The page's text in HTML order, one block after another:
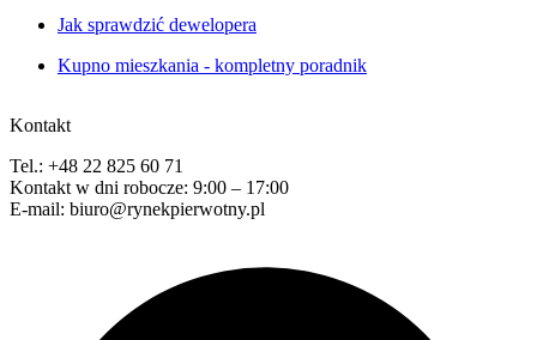
Jak sprawdzić dewelopera
Kupno mieszkania - kompletny poradnik
Kontakt
Tel.: +48 22 825 60 71
Kontakt w dni robocze: 9:00 – 17:00
E-mail: biuro@rynekpierwotny.pl